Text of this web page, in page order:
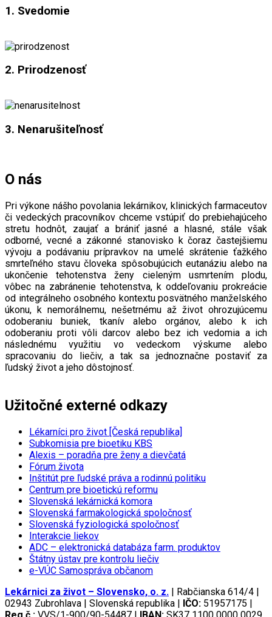
1. Svedomie
2. Prirodzenosť
3. Nenarušiteľnosť
O nás
Pri výkone nášho povolania lekárnikov, klinických farmaceutov
či vedeckých pracovníkov chceme vstúpiť do prebiehajúceho
stretu hodnôt, zaujať a brániť jasné a hlasné, stále však
odborné, vecné a zákonné stanovisko k čoraz častejšiemu
vývoju a podávaniu prípravkov na umelé skrátenie ťažkého
smrteľného stavu človeka spôsobujúcich eutanáziu alebo na
ukončenie tehotenstva ženy cieleným usmrtením plodu,
vôbec na zabránenie tehotenstva, k oddeľovaniu prokreácie
od integrálneho osobného kontextu posvätného manželského
úkonu, k nemorálnemu, nešetrnému až život ohrozujúcemu
odoberaniu buniek, tkanív alebo orgánov, alebo k ich
odoberaniu proti vôli darcov alebo bez ich vedomia a ich
následnému využitiu vo vedeckom výskume alebo
spracovaniu do liečiv, a tak sa jednoznačne postaviť za
ľudský život a jeho dôstojnosť.
Užitočné externé odkazy
Lékarníci pro život [Česká republika]
Subkomisia pre bioetiku KBS
Alexis – poradňa pre ženy a dievčatá
Fórum života
Inštitút pre ľudské práva a rodinnú politiku
Centrum pre bioetickú reformu
Slovenská lekárnická komora
Slovenská farmakologická spoločnosť
Slovenská fyziologická spoločnosť
Interakcie liekov
ADC – elektronická databáza farm. produktov
Štátny ústav pre kontrolu liečiv
e-VÚC Samospráva občanom
Lekárnici za život – Slovensko, o. z. | Rabčianska 614/4 |
02943 Zubrohlava | Slovenská republika |
IČO: 51957175 |